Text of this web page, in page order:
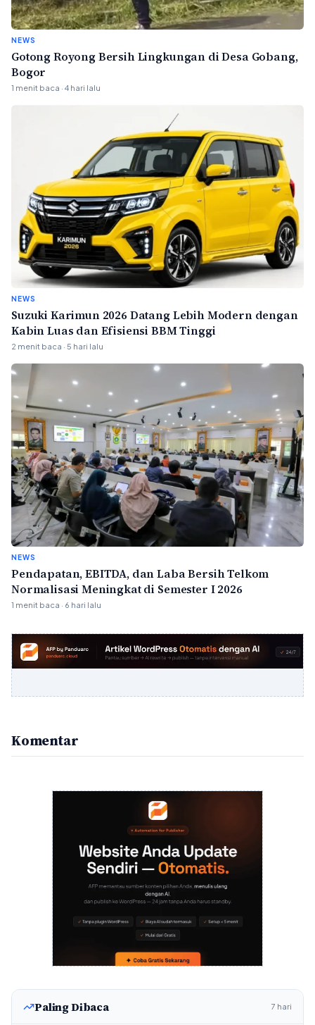
NEWS
Gotong Royong Bersih Lingkungan di Desa Gobang,
Bogor
1 menit baca · 4 hari lalu
NEWS
Suzuki Karimun 2026 Datang Lebih Modern dengan
Kabin Luas dan Efisiensi BBM Tinggi
2 menit baca · 5 hari lalu
NEWS
Pendapatan, EBITDA, dan Laba Bersih Telkom
Normalisasi Meningkat di Semester I 2026
1 menit baca · 6 hari lalu
Komentar
Paling Dibaca 7 hari